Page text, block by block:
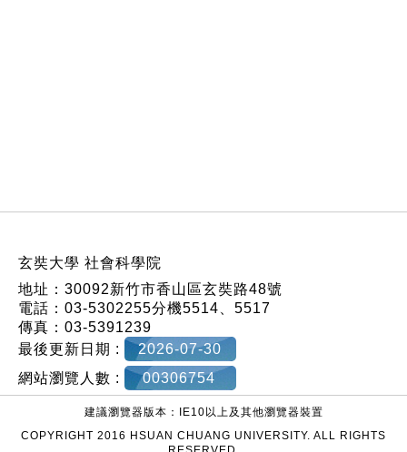
玄奘大學 社會科學院
地址：30092新竹市香山區玄奘路48號
電話：03-5302255分機5514、5517
傳真：03-5391239
最後更新日期 :
2026-07-30
網站瀏覽人數 :
00306754
建議瀏覽器版本：IE10以上及其他瀏覽器裝置
COPYRIGHT 2016 HSUAN CHUANG UNIVERSITY. ALL RIGHTS